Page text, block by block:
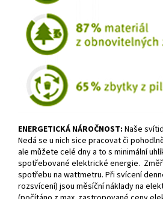
ENERGETICKÁ NÁROČNOST: Naše
Nedá se u nich sice pracovat či
ale můžete celé dny a to s minimální
spotřebované elektrické energie.
spotřebu na wattmetru. Při svícení
rozsvícení) jsou měsíční náklady na